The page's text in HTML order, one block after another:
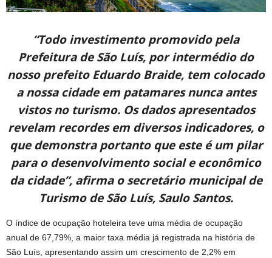
“Todo investimento promovido pela
Prefeitura de São Luís, por intermédio do
nosso prefeito Eduardo Braide, tem colocado
a nossa cidade em patamares nunca antes
vistos no turismo. Os dados apresentados
revelam recordes em diversos indicadores, o
que demonstra portanto que este é um pilar
para o desenvolvimento social e econômico
da cidade”, afirma o secretário municipal de
Turismo de São Luís, Saulo Santos.
O índice de ocupação hoteleira teve uma média de ocupação
anual de 67,79%, a maior taxa média já registrada na história de
São Luís, apresentando assim um crescimento de 2,2% em